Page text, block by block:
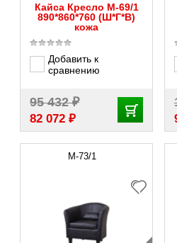
Кайса Кресло M-69/1
890*860*760 (Ш*Г*В)
кожа
Добавить к
сравнению
95 432₽
82 072 ₽
M-73/1